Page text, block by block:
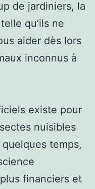
de jardiniers, la
qu’ils ne
aider dès lors
inconnus à
existe pour
nuisibles
temps,
financiers et